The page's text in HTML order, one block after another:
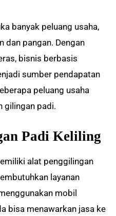
banyak peluang usaha,
dan pangan. Dengan
bisnis berbasis
sumber pendapatan
peluang usaha
gilingan padi.
Padi Keliling
alat penggilingan
layanan
mobil
bisa menawarkan jasa ke